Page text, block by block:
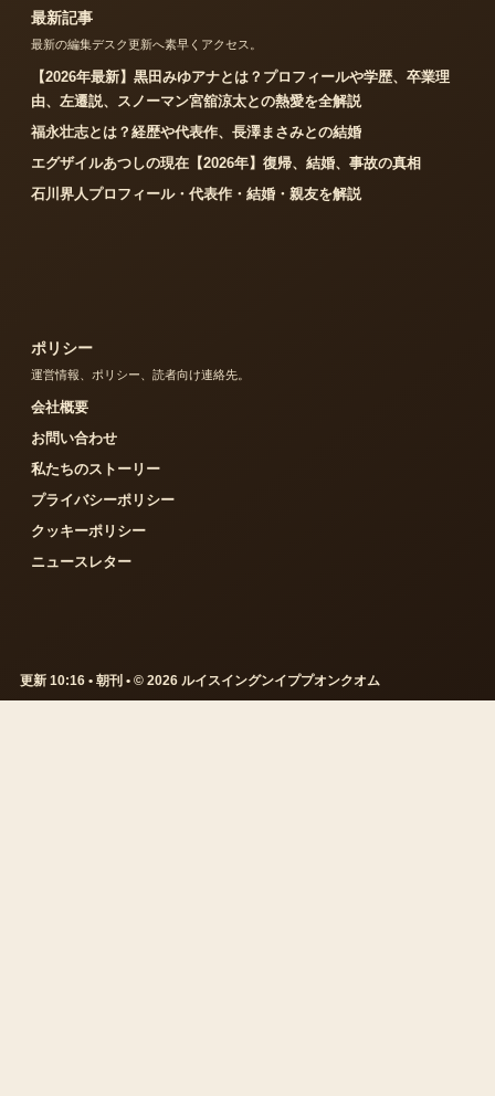
最新記事
最新の編集デスク更新へ素早くアクセス。
【2026年最新】黒田みゆアナとは？プロフィールや学歴、卒業理
由、左遷説、スノーマン宮舘涼太との熱愛を全解説
福永壮志とは？経歴や代表作、長澤まさみとの結婚
エグザイルあつしの現在【2026年】復帰、結婚、事故の真相
石川界人プロフィール・代表作・結婚・親友を解説
ポリシー
運営情報、ポリシー、読者向け連絡先。
会社概要
お問い合わせ
私たちのストーリー
プライバシーポリシー
クッキーポリシー
ニュースレター
更新 10:16 • 朝刊 • © 2026 ルイスイングンイププオンクオム